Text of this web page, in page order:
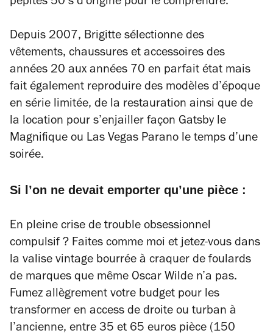
pépites 50’s d’origine pour le comprendre.
Depuis 2007, Brigitte sélectionne des
vêtements, chaussures et accessoires des
années 20 aux années 70 en parfait état mais
fait également reproduire des modèles d’époque
en série limitée, de la restauration ainsi que de
la location pour s’enjailler façon Gatsby le
Magnifique ou Las Vegas Parano le temps d’une
soirée.
Si l’on ne devait emporter qu’une pièce :
En pleine crise de trouble obsessionnel
compulsif ? Faites comme moi et jetez-vous dans
la valise vintage bourrée à craquer de foulards
de marques que même Oscar Wilde n’a pas.
Fumez allègrement votre budget pour les
transformer en access de droite ou turban à
l’ancienne, entre 35 et 65 euros pièce (150